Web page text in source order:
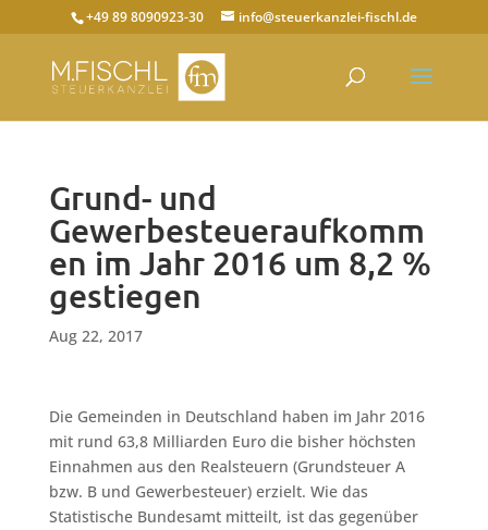
+49 89 8090923-30 info@steuerkanzlei-fischl.de
Grund- und
Gewerbesteueraufkomm
en im Jahr 2016 um 8,2 %
gestiegen
Aug 22, 2017
Die Gemeinden in Deutschland haben im Jahr 2016
mit rund 63,8 Milliarden Euro die bisher höchsten
Einnahmen aus den Realsteuern (Grundsteuer A
bzw. B und Gewerbesteuer) erzielt. Wie das
Statistische Bundesamt mitteilt, ist das gegenüber